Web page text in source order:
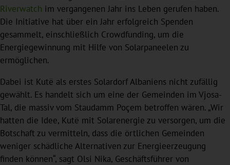
Riverwatch im vergangenen Jahr ins Leben gerufen haben.
Die Initiative hat über ein Jahr erfolgreich Spenden
gesammelt, einschließlich Crowdfunding, um die
Energiegewinnung mit Hilfe von Solarpaneelen zu
ermöglichen.
Dabei ist Kutë als erstes Solardorf Albaniens nicht zufällig
gewählt. Es handelt sich um eine der Gemeinden im Vjosa-
Tal, die massiv vom Staudamm Poçem betroffen wären. „Wir
hatten die Idee, Kutë mit Solarenergie zu versorgen, um die
Botschaft zu vermitteln, dass die örtlichen Gemeinden
weniger schädliche Alternativen zur Energieerzeugung
finden können“, sagt Olsi Nika, Geschäftsführer von